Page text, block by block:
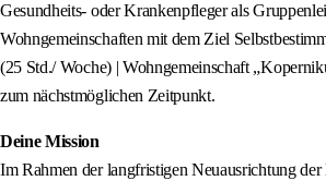
Gesundheits- oder Krankenpfleger als
Wohngemeinschaften mit dem Ziel
(25 Std./ Woche) | Wohngemeinschaft
zum nächstmöglichen Zeitpunkt.
Deine Mission
Im Rahmen der langfristigen Neuausrichtung